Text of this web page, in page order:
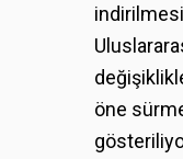
öne